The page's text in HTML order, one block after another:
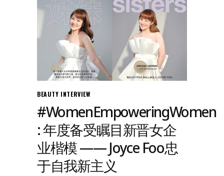
BEAUTY INTERVIEW
#WomenEmpoweringWomen
: 年度备受瞩目新晋女企
业楷模 —— Joyce Foo忠
于自我新主义